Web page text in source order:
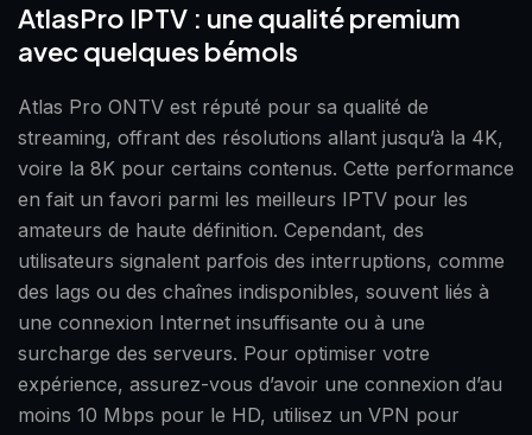
AtlasPro IPTV : une qualité premium
avec quelques bémols
Atlas Pro ONTV est réputé pour sa qualité de
streaming, offrant des résolutions allant jusqu’à la 4K,
voire la 8K pour certains contenus. Cette performance
en fait un favori parmi les meilleurs IPTV pour les
amateurs de haute définition. Cependant, des
utilisateurs signalent parfois des interruptions, comme
des lags ou des chaînes indisponibles, souvent liés à
une connexion Internet insuffisante ou à une
surcharge des serveurs. Pour optimiser votre
expérience, assurez-vous d’avoir une connexion d’au
moins 10 Mbps pour le HD, utilisez un VPN pour